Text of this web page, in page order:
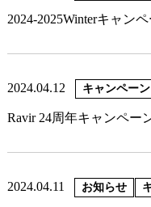
2024-2025Winterキャン
2024.04.12 キャンペーン
Ravir 24周年キャンペー
2024.04.11 お知らせ